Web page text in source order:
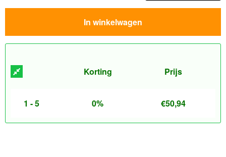
In winkelwagen
Korting Prijs
1 - 5 0% €50,94